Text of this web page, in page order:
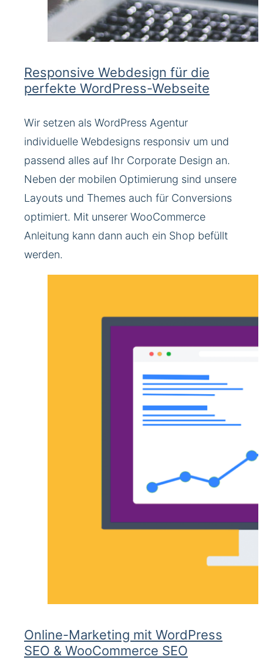
Responsive Webdesign für die
perfekte WordPress-Webseite
Wir setzen als WordPress Agentur
individuelle Webdesigns responsiv um und
passend alles auf Ihr Corporate Design an.
Neben der mobilen Optimierung sind unsere
Layouts und Themes auch für Conversions
optimiert. Mit unserer WooCommerce
Anleitung kann dann auch ein Shop befüllt
werden.
Online-Marketing mit WordPress
SEO & WooCommerce SEO